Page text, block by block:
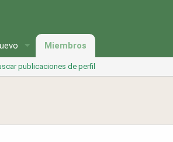
Miembros
publicaciones de perfil